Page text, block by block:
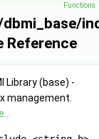
Functions
Reference
Library (base) -
management.